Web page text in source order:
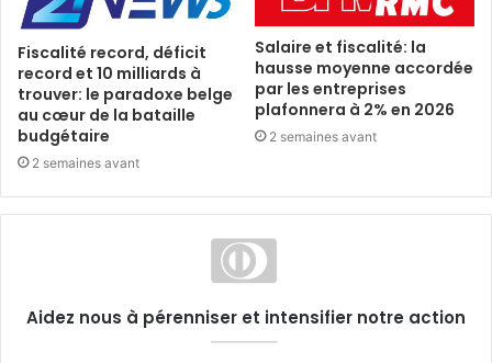
Fiscalité record, déficit
record et 10 milliards à
trouver: le paradoxe belge
au cœur de la bataille
budgétaire
2 semaines avant
Salaire et fiscalité: la
hausse moyenne accordée
par les entreprises
plafonnera à 2% en 2026
2 semaines avant
Aidez nous à pérenniser et intensifier notre action